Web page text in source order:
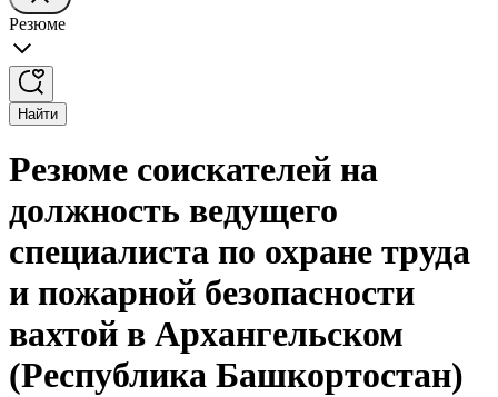
Резюме
Найти
Резюме соискателей на
должность ведущего
специалиста по охране труда
и пожарной безопасности
вахтой в Архангельском
(Республика Башкортостан)